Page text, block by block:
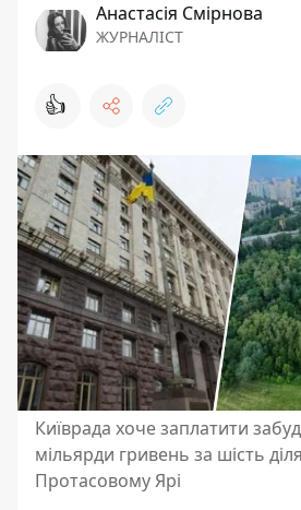
Анастасія Смірнова
ЖУРНАЛІСТ
👍
Київрада хоче заплатити
мільярди гривень за шість
Протасовому Ярі